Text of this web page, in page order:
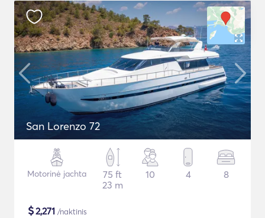
San Lorenzo 72
Motorinė jachta
75 ft
23 m
10 4 8
$2,271 /naktinis